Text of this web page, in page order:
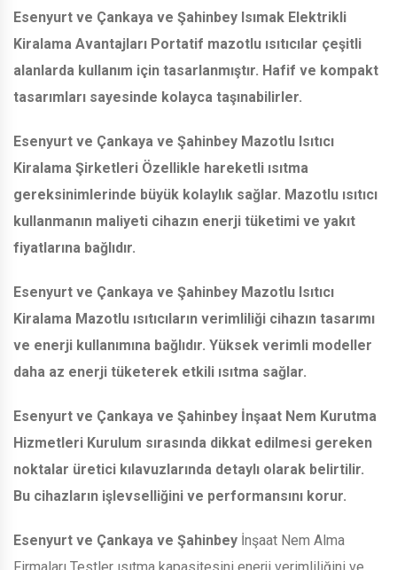
Esenyurt ve Çankaya ve Şahinbey Isımak Elektrikli
Kiralama Avantajları Portatif mazotlu ısıtıcılar çeşitli
alanlarda kullanım için tasarlanmıştır. Hafif ve kompakt
tasarımları sayesinde kolayca taşınabilirler.
Esenyurt ve Çankaya ve Şahinbey Mazotlu Isıtıcı
Kiralama Şirketleri Özellikle hareketli ısıtma
gereksinimlerinde büyük kolaylık sağlar. Mazotlu ısıtıcı
kullanmanın maliyeti cihazın enerji tüketimi ve yakıt
fiyatlarına bağlıdır.
Esenyurt ve Çankaya ve Şahinbey Mazotlu Isıtıcı
Kiralama Mazotlu ısıtıcıların verimliliği cihazın tasarımı
ve enerji kullanımına bağlıdır. Yüksek verimli modeller
daha az enerji tüketerek etkili ısıtma sağlar.
Esenyurt ve Çankaya ve Şahinbey İnşaat Nem Kurutma
Hizmetleri Kurulum sırasında dikkat edilmesi gereken
noktalar üretici kılavuzlarında detaylı olarak belirtilir.
Bu cihazların işlevselliğini ve performansını korur.
Esenyurt ve Çankaya ve Şahinbey İnşaat Nem Alma
Firmaları Testler ısıtma kapasitesini enerji verimliliğini ve